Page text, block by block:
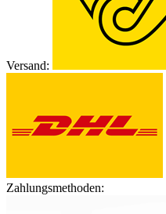
Versand:
Zahlungsmethoden: